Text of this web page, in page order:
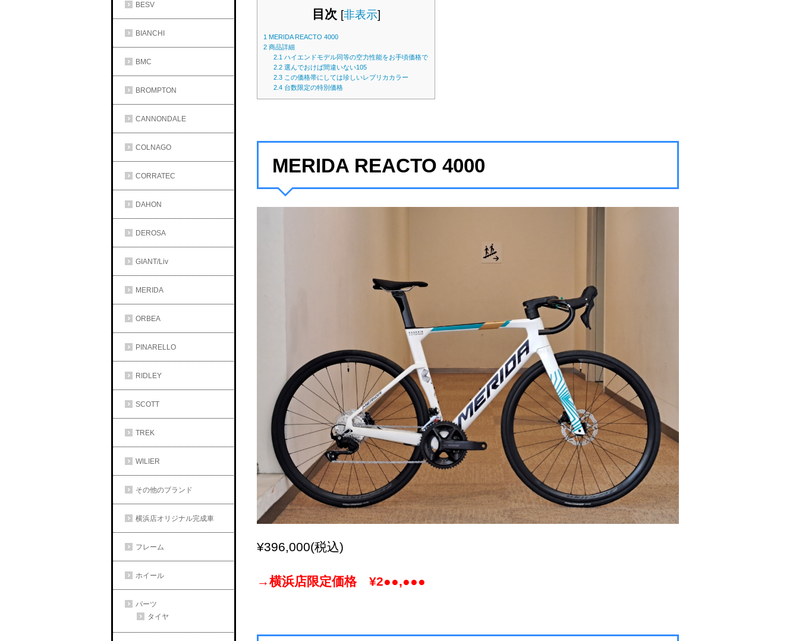
BESV
BIANCHI
BMC
BROMPTON
CANNONDALE
COLNAGO
CORRATEC
DAHON
DEROSA
GIANT/Liv
MERIDA
ORBEA
PINARELLO
RIDLEY
SCOTT
TREK
WILIER
その他のブランド
横浜店オリジナル完成車
フレーム
ホイール
パーツ
タイヤ
目次 [非表示]
1 MERIDA REACTO 4000
2 商品詳細
2.1 ハイエンドモデル同等の空力性能をお手頃価格で
2.2 選んでおけば間違いない105
2.3 この価格帯にしては珍しいレプリカカラー
2.4 台数限定の特別価格
MERIDA REACTO 4000
¥396,000(税込)
→横浜店限定価格 ¥2●●,●●●